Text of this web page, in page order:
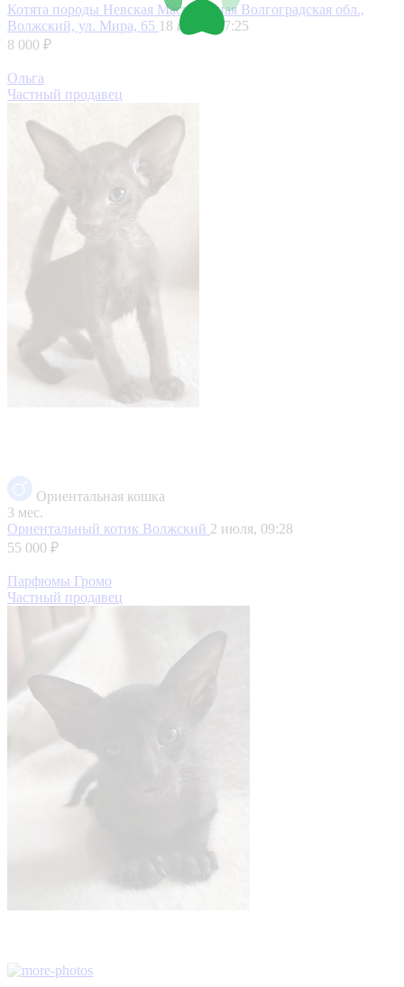
Котята породы Невская МаскараднаяВолгоградская обл.,
Волжский, ул. Мира, 65 18 июля, 17:25
8 000 ₽
Ольга
Частный продавец
Ориентальная кошка
3 мес.
Ориентальный котик Волжский 2 июля, 09:28
55 000 ₽
Парфюмы Громо
Частный продавец